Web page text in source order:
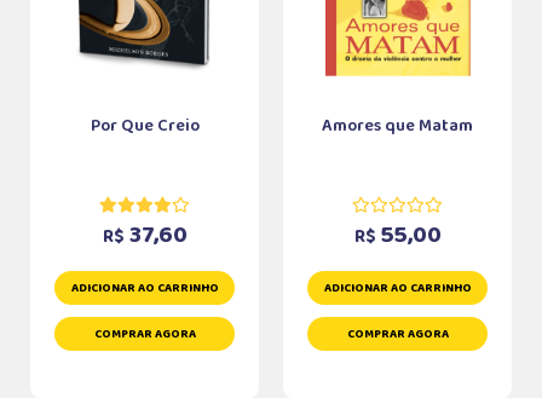
Por Que Creio
R$ 37,60
ADICIONAR AO CARRINHO
COMPRAR AGORA
Amores que Matam
R$ 55,00
ADICIONAR AO CARRINHO
COMPRAR AGORA